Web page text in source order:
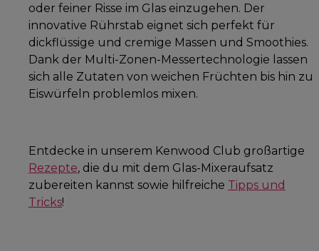
oder feiner Risse im Glas einzugehen. Der
innovative Rührstab eignet sich perfekt für
dickflüssige und cremige Massen und Smoothies.
Dank der Multi-Zonen-Messertechnologie lassen
sich alle Zutaten von weichen Früchten bis hin zu
Eiswürfeln problemlos mixen.
Entdecke in unserem Kenwood Club großartige
Rezepte, die du mit dem Glas-Mixeraufsatz
zubereiten kannst sowie hilfreiche Tipps und
Tricks!